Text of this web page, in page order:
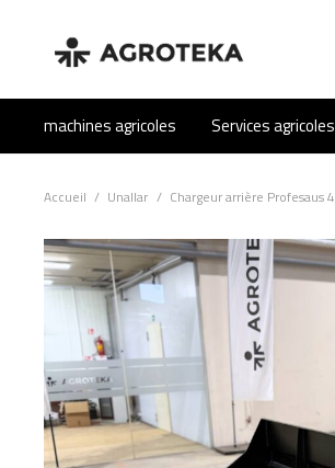
machines agricoles Services agricoles
Accueil / Unallar / Chargeur arrière Profesaus 4